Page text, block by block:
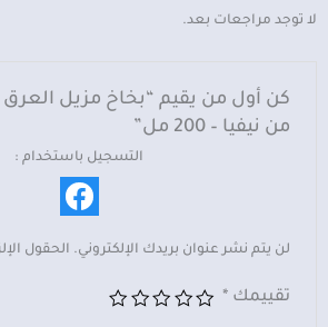
اند
لا توجد مراجعات بعد.
كن أول من يقيم “بخاخ مزيل العرق
من نيفيا – 200 مل”
التسجيل باستخدام :
لن يتم نشر عنوان بريدك الإلكتروني. الحقول
تقييمك *